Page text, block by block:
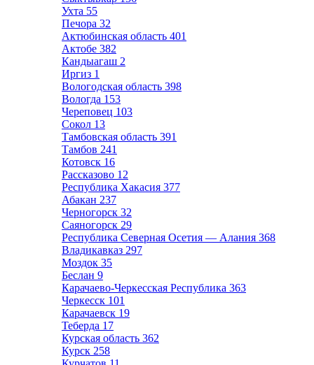
Ухта 55
Печора 32
Актюбинская область 401
Актобе 382
Кандыагаш 2
Иргиз 1
Вологодская область 398
Вологда 153
Череповец 103
Сокол 13
Тамбовская область 391
Тамбов 241
Котовск 16
Рассказово 12
Республика Хакасия 377
Абакан 237
Черногорск 32
Саяногорск 29
Республика Северная Осетия — Алания 368
Владикавказ 297
Моздок 35
Беслан 9
Карачаево-Черкесская Республика 363
Черкесск 101
Карачаевск 19
Теберда 17
Курская область 362
Курск 258